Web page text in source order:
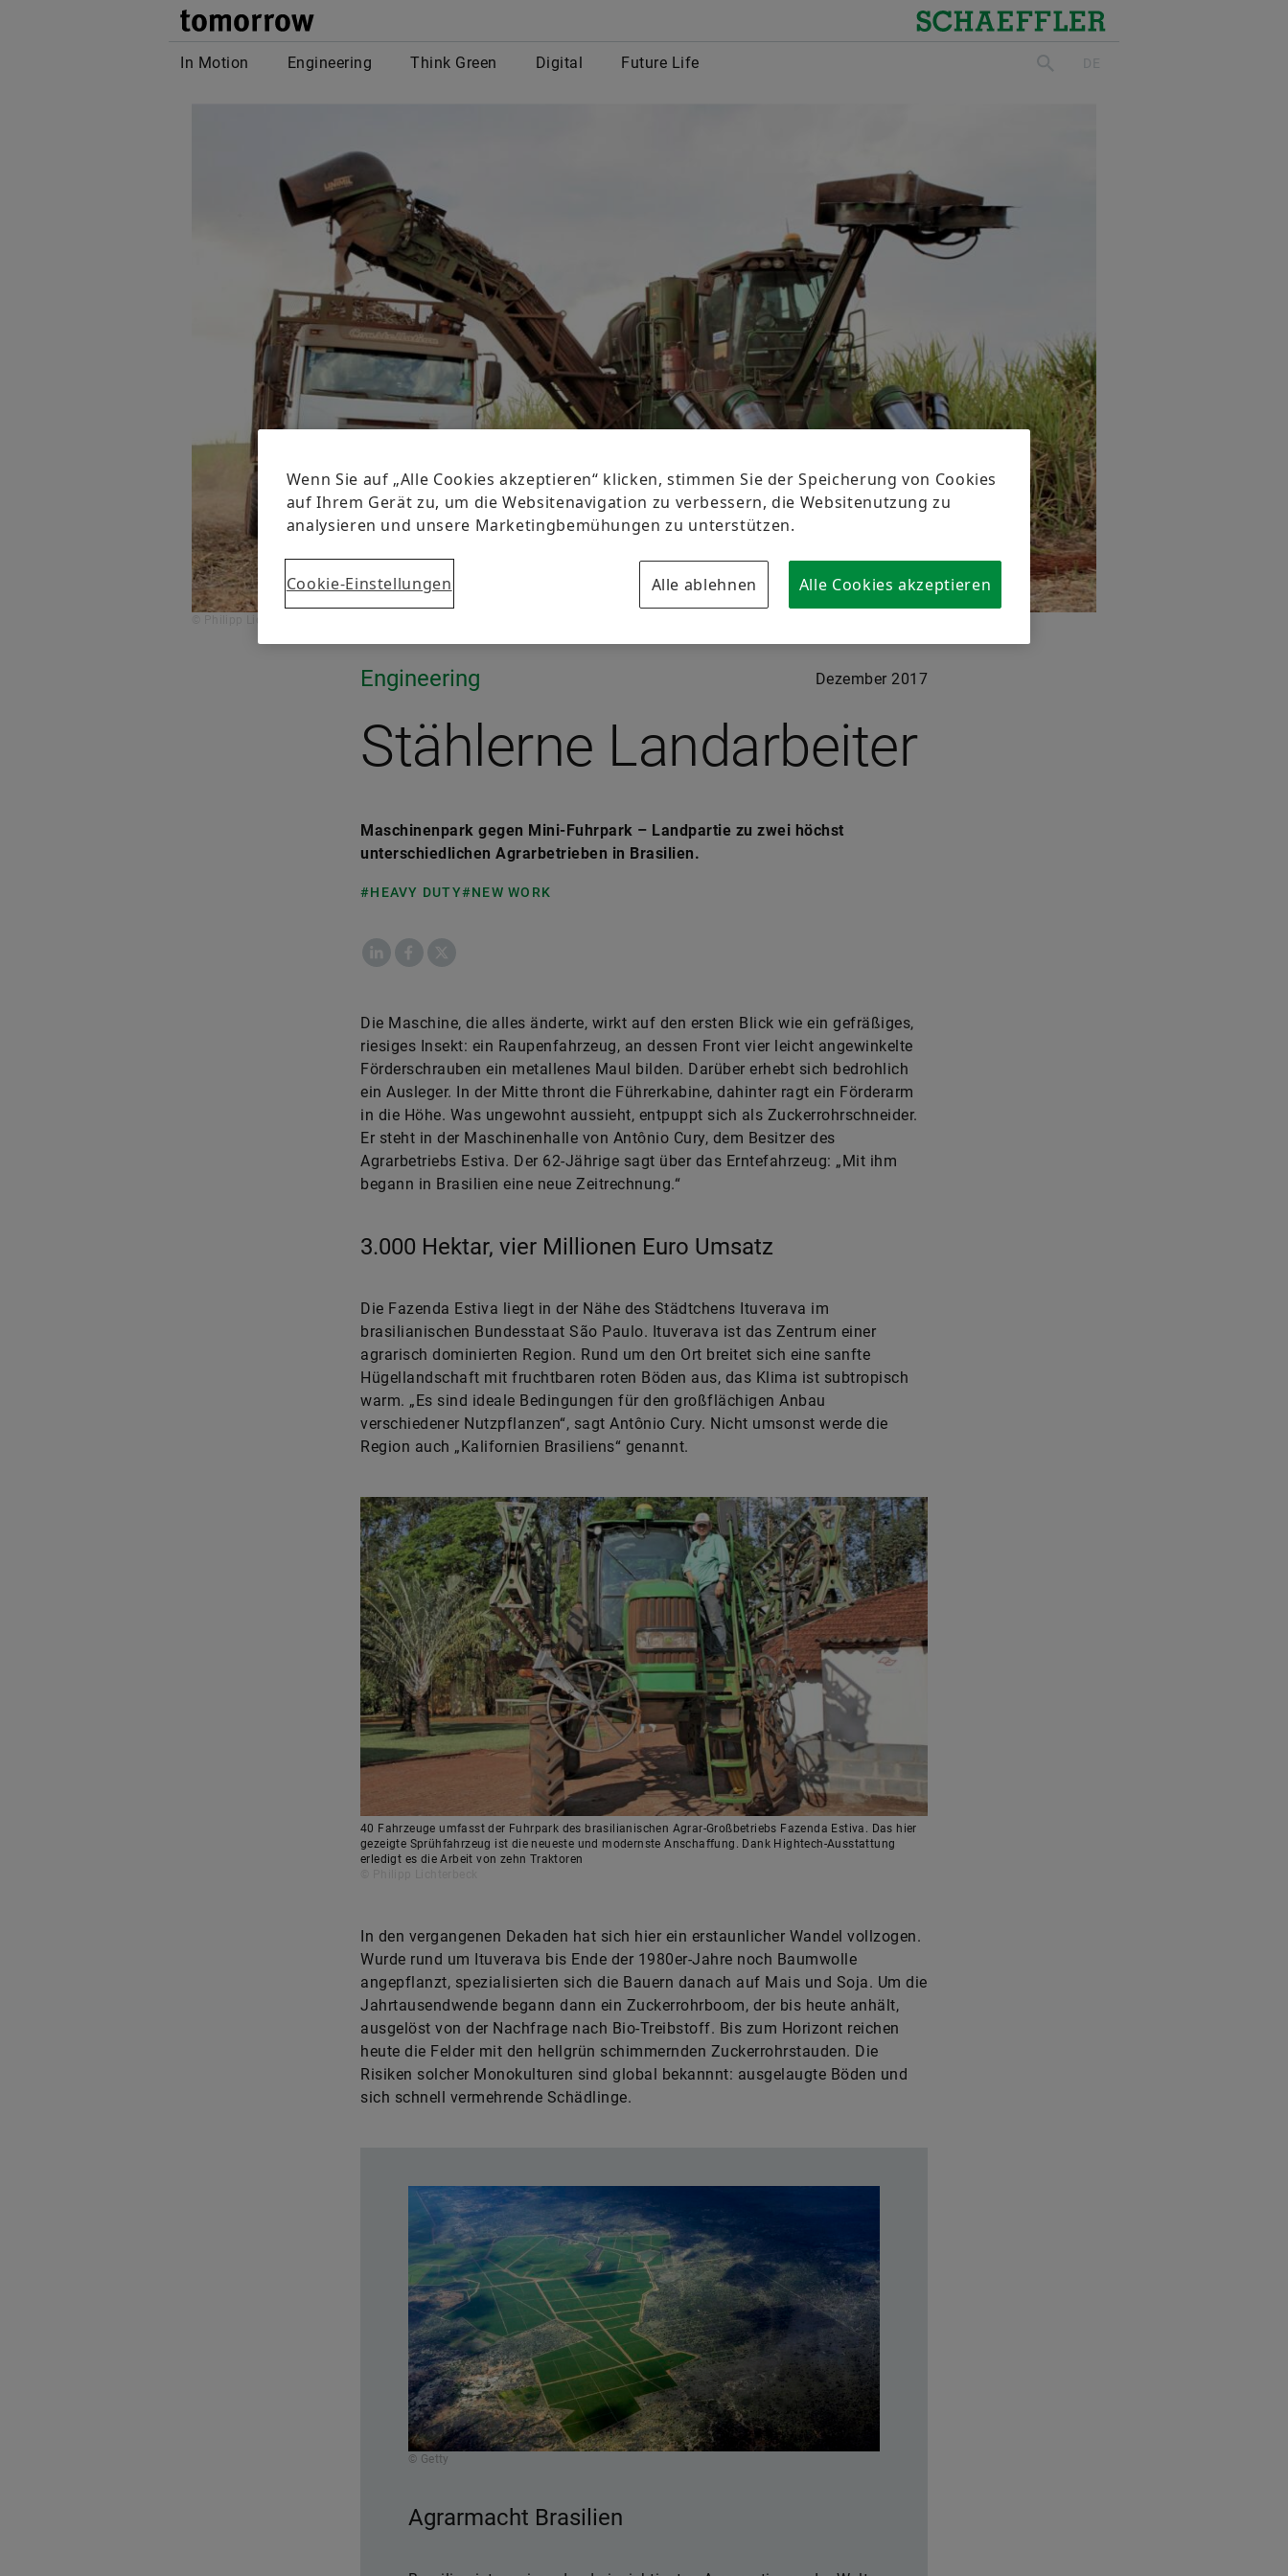
tomorrow Schaeffler
In Motion Engineering Think Green Digital Future Life suchenDE
Engineering Dezember 2017
Stählerne Landarbeiter
Maschinenpark gegen Mini-Fuhrpark – Landpartie zu zwei höchst
unterschiedlichen Agrarbetrieben in Brasilien.
#HEAVY DUTY#NEW WORK
LinkedInFacebook
X
Die Maschine, die alles änderte, wirkt auf den ersten Blick wie ein gefräßiges,
riesiges Insekt: ein Raupenfahrzeug, an dessen Front vier leicht angewinkelte
Förderschrauben ein metallenes Maul bilden. Darüber erhebt sich bedrohlich
ein Ausleger. In der Mitte thront die Führerkabine, dahinter ragt ein Förderarm
in die Höhe. Was ungewohnt aussieht, entpuppt sich als Zuckerrohrschneider.
Er steht in der Maschinenhalle von Antônio Cury, dem Besitzer des
Agrarbetriebs Estiva. Der 62-Jährige sagt über das Erntefahrzeug: „Mit ihm
begann in Brasilien eine neue Zeitrechnung.“
3.000 Hektar, vier Millionen Euro Umsatz
Die Fazenda Estiva liegt in der Nähe des Städtchens Ituverava im
brasilianischen Bundesstaat São Paulo. Ituverava ist das Zentrum einer
agrarisch dominierten Region. Rund um den Ort breitet sich eine sanfte
Hügellandschaft mit fruchtbaren roten Böden aus, das Klima ist subtropisch
warm. „Es sind ideale Bedingungen für den großflächigen Anbau
verschiedener Nutzpflanzen“, sagt Antônio Cury. Nicht umsonst werde die
Region auch „Kalifornien Brasiliens“ genannt.
40 Fahrzeuge umfasst der Fuhrpark des brasilianischen Agrar-Großbetriebs Fazenda Estiva. Das hier
gezeigte Sprühfahrzeug ist die neueste und modernste Anschaffung. Dank Hightech-Ausstattung
erledigt es die Arbeit von zehn Traktoren
In den vergangenen Dekaden hat sich hier ein erstaunlicher Wandel vollzogen.
Wurde rund um Ituverava bis Ende der 1980er-Jahre noch Baumwolle
angepflanzt, spezialisierten sich die Bauern danach auf Mais und Soja. Um die
Jahrtausendwende begann dann ein Zuckerrohrboom, der bis heute anhält,
ausgelöst von der Nachfrage nach Bio-Treibstoff. Bis zum Horizont reichen
heute die Felder mit den hellgrün schimmernden Zuckerrohrstauden. Die
Risiken solcher Monokulturen sind global bekannnt: ausgelaugte Böden und
sich schnell vermehrende Schädlinge.
© Getty
Agrarmacht Brasilien
Wenn Sie auf „Alle Cookies akzeptieren“ klicken, stimmen Sie der Speicherung von Cookies
auf Ihrem Gerät zu, um die Websitenavigation zu verbessern, die Websitenutzung zu
analysieren und unsere Marketingbemühungen zu unterstützen.
Cookie-Einstellungen Alle ablehnen Alle Cookies akzeptieren